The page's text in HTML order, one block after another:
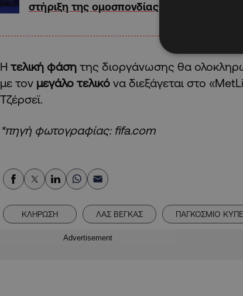
στήριξη της ομοσπονδίας
Η τελική φάση της διοργάνωσης θα
με τον μεγάλο τελικό να διεξάγεται στο
Τζέρσεϊ.
*πηγή φωτογραφίας: fifa.com
ΚΛΗΡΩΣΗ ΛΑΣ ΒΕΓΚΑΣ ΠΑΓΚΟΣΜΙΟ
Advertisement